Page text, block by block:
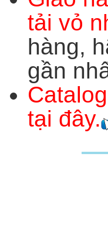
tải vỏ
hàng,
gần
tại đây.